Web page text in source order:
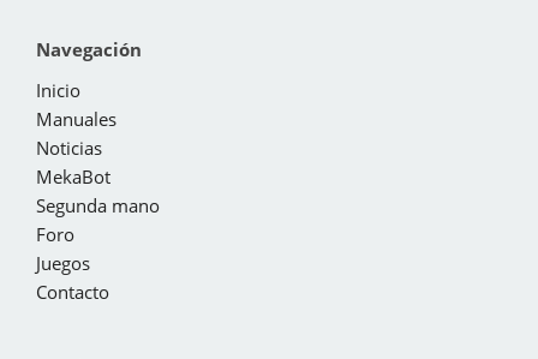
Navegación
Inicio
Manuales
Noticias
MekaBot
Segunda mano
Foro
Juegos
Contacto